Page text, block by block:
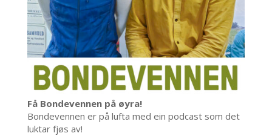
Få Bondevennen på øyra!
Bondevennen er på lufta med ein podcast som det
luktar fjøs av!